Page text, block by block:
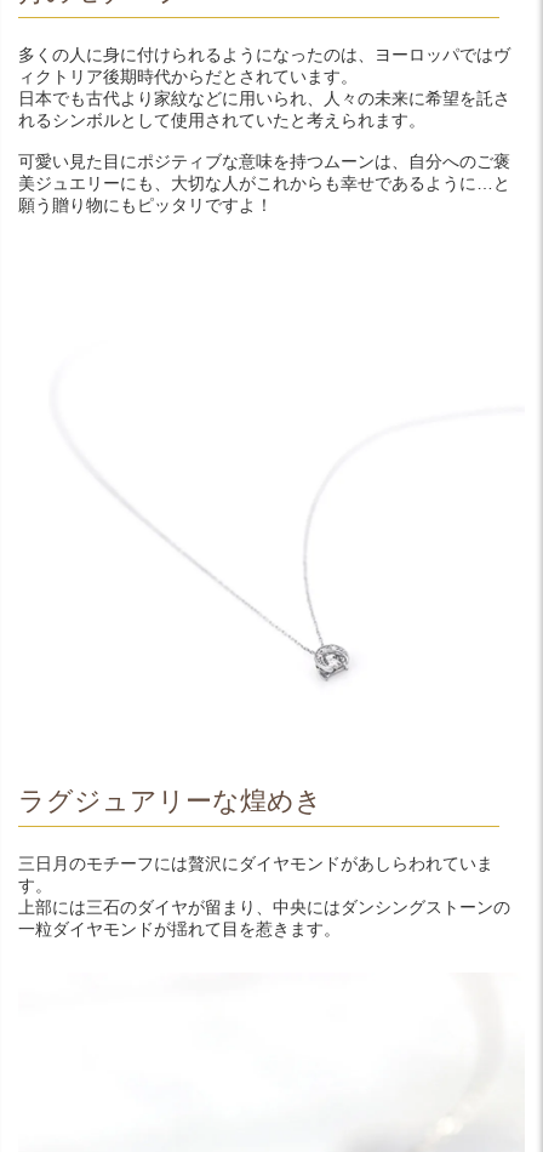
多くの人に身に付けられるようになったのは、ヨーロッパではヴ
ィクトリア後期時代からだとされています。
日本でも古代より家紋などに用いられ、人々の未来に希望を託さ
れるシンボルとして使用されていたと考えられます。
可愛い見た目にポジティブな意味を持つムーンは、自分へのご褒
美ジュエリーにも、大切な人がこれからも幸せであるように…と
願う贈り物にもピッタリですよ！
ラグジュアリーな煌めき
三日月のモチーフには贅沢にダイヤモンドがあしらわれていま
す。
上部には三石のダイヤが留まり、中央にはダンシングストーンの
一粒ダイヤモンドが揺れて目を惹きます。